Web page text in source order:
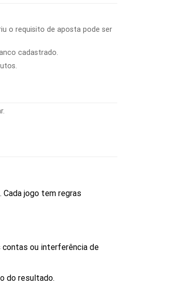
o requisito de aposta pode ser
cadastrado.
jogo tem regras
ou interferência de
do resultado.